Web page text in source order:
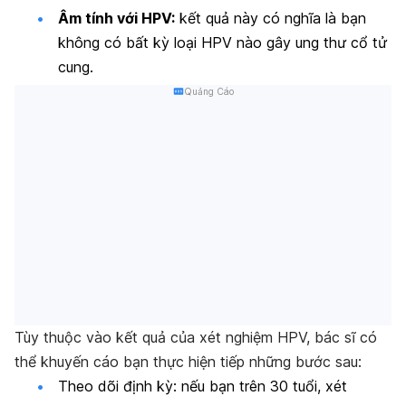
Âm tính với HPV: kết quả này có nghĩa là bạn
không có bất kỳ loại HPV nào gây ung thư cổ tử
cung.
Quảng Cáo
Tùy thuộc vào kết quả của xét nghiệm HPV, bác sĩ có
thể khuyến cáo bạn thực hiện tiếp những bước sau:
Theo dõi định kỳ: nếu bạn trên 30 tuổi, xét